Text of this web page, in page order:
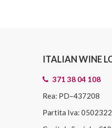
ITALIAN WINE
371 38 04 108
Rea: PD–437208
Partita Iva: